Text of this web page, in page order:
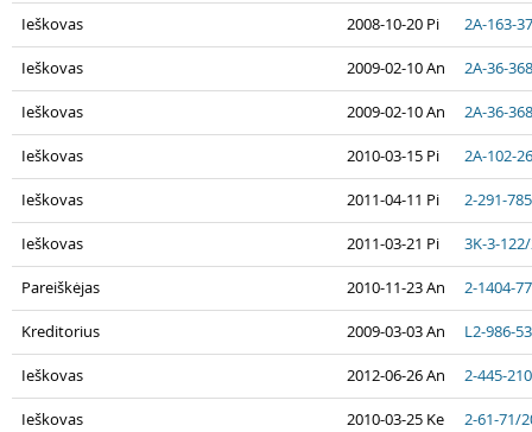
Ieškovas 2008-10-20 Pi 2A-163-
Ieškovas 2009-02-10 An 2A-36-
Ieškovas 2009-02-10 An 2A-36-
Ieškovas 2010-03-15 Pi 2A-102-
Ieškovas 2011-04-11 Pi 2-291-
Ieškovas 2011-03-21 Pi 3K-3-
Pareiškėjas 2010-11-23 An 2-1404-
Kreditorius 2009-03-03 An L2-986-
Ieškovas 2012-06-26 An 2-445-
Ieškovas 2010-03-25 Ke 2-61-71/